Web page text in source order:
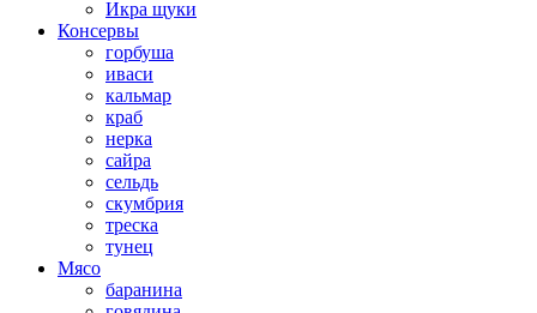
Икра щуки
Консервы
горбуша
иваси
кальмар
краб
нерка
сайра
сельдь
скумбрия
треска
тунец
Мясо
баранина